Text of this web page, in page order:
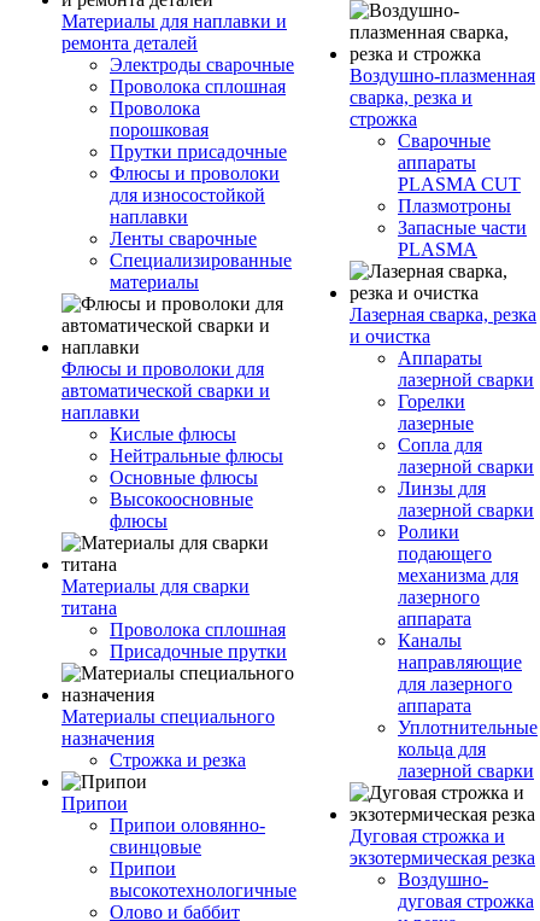
Материалы для наплавки и
ремонта деталей
Электроды сварочные
Проволока сплошная
Проволока
порошковая
Прутки присадочные
Флюсы и проволоки
для износостойкой
наплавки
Ленты сварочные
Специализированные
материалы
Флюсы и проволоки для
автоматической сварки и
наплавки
Кислые флюсы
Нейтральные флюсы
Основные флюсы
Высокоосновные
флюсы
Материалы для сварки
титана
Проволока сплошная
Присадочные прутки
Материалы специального
назначения
Строжка и резка
Припои
Припои оловянно-
свинцовые
Припои
высокотехнологичные
Олово и баббит
Воздушно-плазменная
сварка, резка и
строжка
Сварочные
аппараты
PLASMA CUT
Плазмотроны
Запасные части
PLASMA
Лазерная сварка, резка
и очистка
Аппараты
лазерной сварки
Горелки
лазерные
Сопла для
лазерной сварки
Линзы для
лазерной сварки
Ролики
подающего
механизма для
лазерного
аппарата
Каналы
направляющие
для лазерного
аппарата
Уплотнительные
кольца для
лазерной сварки
Дуговая строжка и
экзотермическая резка
Воздушно-
дуговая строжка